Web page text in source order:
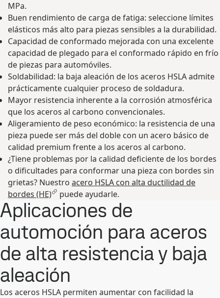
MPa.
Buen rendimiento de carga de fatiga: seleccione límites
elásticos más alto para piezas sensibles a la durabilidad.
Capacidad de conformado mejorada con una excelente
capacidad de plegado para el conformado rápido en frío
de piezas para automóviles.
Soldabilidad: la baja aleación de los aceros HSLA admite
prácticamente cualquier proceso de soldadura.
Mayor resistencia inherente a la corrosión atmosférica
que los aceros al carbono convencionales.
Aligeramiento de peso económico: la resistencia de una
pieza puede ser más del doble con un acero básico de
calidad premium frente a los aceros al carbono.
¿Tiene problemas por la calidad deficiente de los bordes
o dificultades para conformar una pieza con bordes sin
grietas? Nuestro acero HSLA con alta ductilidad de
bordes (HE)
puede ayudarle.
Aplicaciones de
automoción para aceros
de alta resistencia y baja
aleación
Los aceros HSLA permiten aumentar con facilidad la